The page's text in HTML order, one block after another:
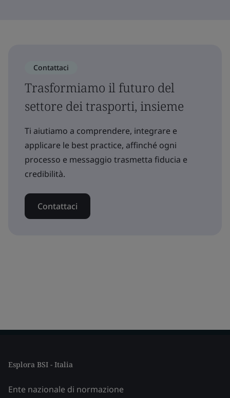
Contattaci
Trasformiamo il futuro del
settore dei trasporti, insieme
Ti aiutiamo a comprendere, integrare e
applicare le best practice, affinché ogni
processo e messaggio trasmetta fiducia e
credibilità.
Contattaci
Esplora BSI - Italia
Ente nazionale di normazione